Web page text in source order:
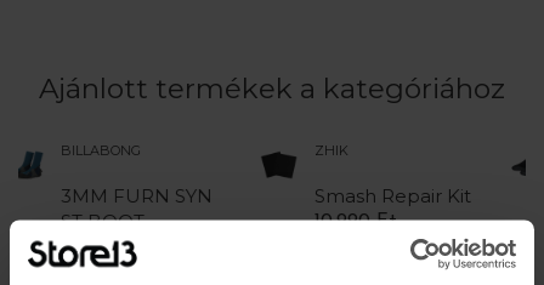
Ajánlott termékek a kategóriához
ZHIK
Smash Repair Kit
10.990 Ft
1.0 PROLOGUE
RND TOE
REEFBOOT
11.990 Ft